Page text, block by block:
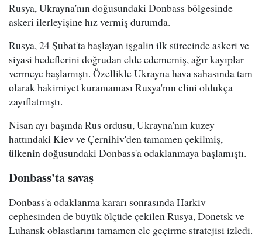
Rusya, Ukrayna'nın doğusundaki Donbass bölgesinde
askeri ilerleyişine hız vermiş durumda.
Rusya, 24 Şubat'ta başlayan işgalin ilk sürecinde askeri ve
siyasi hedeflerini doğrudan elde edememiş, ağır kayıplar
vermeye başlamıştı. Özellikle Ukrayna hava sahasında tam
olarak hakimiyet kuramaması Rusya'nın elini oldukça
zayıflatmıştı.
Nisan ayı başında Rus ordusu, Ukrayna'nın kuzey
hattındaki Kiev ve Çernihiv'den tamamen çekilmiş,
ülkenin doğusundaki Donbass'a odaklanmaya başlamıştı.
Donbass'ta savaş
Donbass'a odaklanma kararı sonrasında Harkiv
cephesinden de büyük ölçüde çekilen Rusya, Donetsk ve
Luhansk oblastlarını tamamen ele geçirme stratejisi izledi.